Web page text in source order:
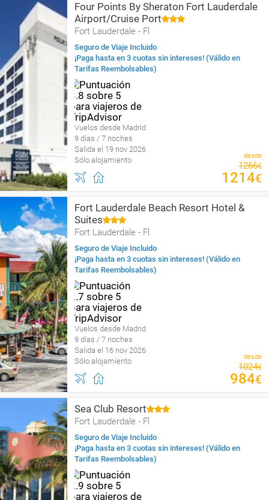
Four Points By Sheraton Fort Lauderdale
Airport/Cruise Port
Fort Lauderdale - Fl
Seguro de Viaje Incluido
¡Paga hasta en 3 cuotas sin intereses! (Válido en
Tarifas Reembolsables)
Vuelos desde Madrid
9 días / 7 noches
Salida el 19 nov 2026
Sólo alojamiento
desde
1266€
1214€
Fort Lauderdale Beach Resort Hotel &
Suites
Fort Lauderdale - Fl
Seguro de Viaje Incluido
¡Paga hasta en 3 cuotas sin intereses! (Válido en
Tarifas Reembolsables)
Vuelos desde Madrid
9 días / 7 noches
Salida el 16 nov 2026
Sólo alojamiento
desde
1024€
984€
Sea Club Resort
Fort Lauderdale - Fl
Seguro de Viaje Incluido
¡Paga hasta en 3 cuotas sin intereses! (Válido en
Tarifas Reembolsables)